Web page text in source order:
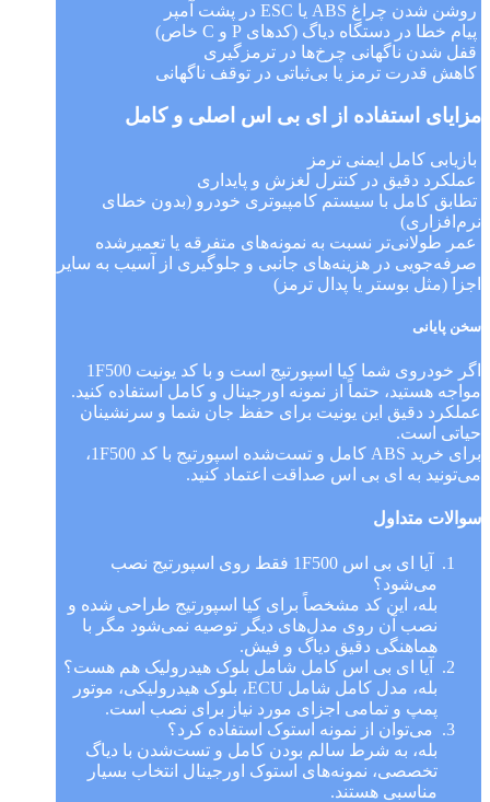
روشن شدن چراغ ABS یا ESC در پشت آمپر
پیام خطا در دستگاه دیاگ (کدهای P و C خاص)
قفل شدن ناگهانی چرخ‌ها در ترمزگیری
کاهش قدرت ترمز یا بی‌ثباتی در توقف ناگهانی
مزایای استفاده از ای بی اس اصلی و کامل
بازیابی کامل ایمنی ترمز
عملکرد دقیق در کنترل لغزش و پایداری
تطابق کامل با سیستم کامپیوتری خودرو (بدون خطای
نرم‌افزاری)
عمر طولانی‌تر نسبت به نمونه‌های متفرقه یا تعمیرشده
صرفه‌جویی در هزینه‌های جانبی و جلوگیری از آسیب به سایر
اجزا (مثل بوستر یا پدال ترمز)
سخن پایانی
اگر خودروی شما کیا اسپورتیج است و با کد یونیت 1F500
مواجه هستید، حتماً از نمونه اورجینال و کامل استفاده کنید.
عملکرد دقیق این یونیت برای حفظ جان شما و سرنشینان
حیاتی است.
برای خرید ABS کامل و تست‌شده اسپورتیج با کد 1F500،
می‌تونید به ای بی اس صداقت اعتماد کنید.
سوالات متداول
آیا ای بی اس 1F500 فقط روی اسپورتیج نصب
می‌شود؟
بله، این کد مشخصاً برای کیا اسپورتیج طراحی شده و
نصب آن روی مدل‌های دیگر توصیه نمی‌شود مگر با
هماهنگی دقیق دیاگ و فیش.
آیا ای بی اس کامل شامل بلوک هیدرولیک هم هست؟
بله، مدل کامل شامل ECU، بلوک هیدرولیکی، موتور
پمپ و تمامی اجزای مورد نیاز برای نصب است.
می‌توان از نمونه استوک استفاده کرد؟
بله، به شرط سالم بودن کامل و تست‌شدن با دیاگ
تخصصی، نمونه‌های استوک اورجینال انتخاب بسیار
مناسبی هستند.